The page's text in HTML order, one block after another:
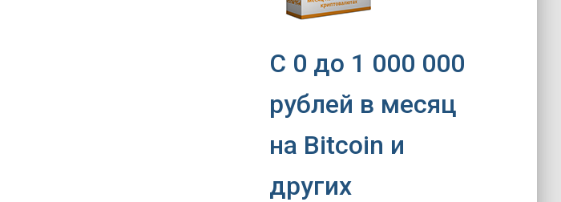
C 0 до 1 000 000
рублей в месяц
на Bitcoin и
других